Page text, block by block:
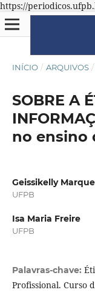
https://
INÍCIO / ARQUIVOS /
SOBRE A
no ensino
Geissikelly
UFPB
Isa Maria Freire
UFPB
Palavras-chave:
Profissional. Curso